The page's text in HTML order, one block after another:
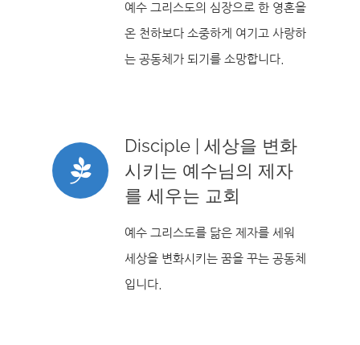
예수 그리스도의 심장으로 한 영혼을
온 천하보다 소중하게 여기고 사랑하
는 공동체가 되기를 소망합니다.
Disciple | 세상을 변화
시키는 예수님의 제자
를 세우는 교회
예수 그리스도를 닮은 제자를 세워
세상을 변화시키는 꿈을 꾸는 공동체
입니다.